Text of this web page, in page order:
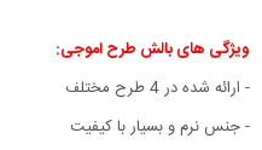
ویژگی های بالش طرح اموجی:
- ارائه شده در 4 طرح مختلف
- جنس نرم و بسیار با کیفیت